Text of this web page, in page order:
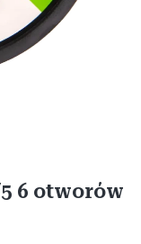
6 otworów